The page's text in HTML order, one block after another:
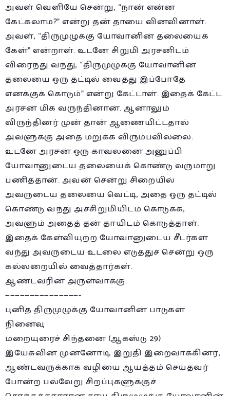
அவள் வெளியே சென்று, “நான் என்ன
கேட்கலாம்?” என்று தன் தாயை வினவினாள்.
அவள், “திருமுழுக்கு யோவானின் தலையைக்
கேள்” என்றாள். உடனே சிறுமி அரசனிடம்
விரைந்து வந்து, “திருமுழுக்கு யோவானின்
தலையை ஒரு தட்டில் வைத்து இப்போதே
எனக்குக் கொடும்” என்று கேட்டாள். இதைக் கேட்ட
அரசன் மிக வருந்தினான். ஆனாலும்
விருந்தினர் முன் தான் ஆணையிட்டதால்
அவளுக்கு அதை மறுக்க விரும்பவில்லை.
உடனே அரசன் ஒரு காவலனை அனுப்பி
யோவானுடைய தலையைக் கொண்டு வருமாறு
பணித்தான். அவன் சென்று சிறையில்
அவருடைய தலையை வெட்டி, அதை ஒரு தட்டில்
கொண்டு வந்து அச்சிறுமியிடம் கொடுக்க,
அவளும் அதைத் தன் தாயிடம் கொடுத்தாள்.
இதைக் கேள்வியுற்ற யோவானுடைய சீடர்கள்
வந்து அவருடைய உடலை எடுத்துச் சென்று ஒரு
கல்லறையில் வைத்தார்கள்.
ஆண்டவரின் அருள்வாக்கு.
———————————————-
புனித திருமுழுக்கு யோவானின் பாடுகள்
நினைவு
மறையுரைச் சிந்தனை (ஆகஸ்டு 29)
இயேசுவின் முன்னோடி, இறுதி இறைவாக்கினர்,
ஆண்டவருக்காக வழியை ஆயத்தம் செய்தவர்
போன்ற பல்வேறு சிறப்புகளுக்குச்